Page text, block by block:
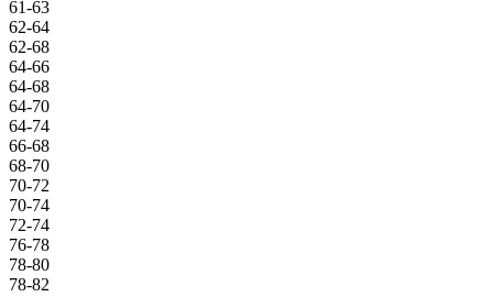
61-63
62-64
62-68
64-66
64-68
64-70
64-74
66-68
68-70
70-72
70-74
72-74
76-78
78-80
78-82